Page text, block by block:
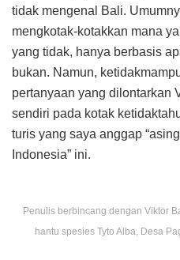
tidak mengenal Bali.
mengkotak-kotakkan mana
yang tidak, hanya berbasis
bukan. Namun,
pertanyaan yang dilontarkan
sendiri pada kotak
turis yang saya anggap
Indonesia” ini.
Penulis berbincang dengan Viktor
hantu spesies Tyto Alba, Desa